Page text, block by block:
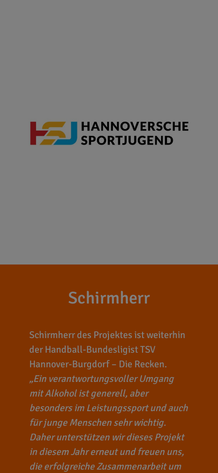
Schirmherr
Schirmherr des Projektes ist weiterhin
der Handball-Bundesligist TSV
Hannover-Burgdorf – Die Recken.
Ein verantwortungsvoller Umgang
mit Alkohol ist generell, aber
besonders im Leistungssport und auch
für junge Menschen sehr wichtig.
Daher unterstützen wir dieses Projekt
in diesem Jahr erneut und freuen uns,
die erfolgreiche Zusammenarbeit um